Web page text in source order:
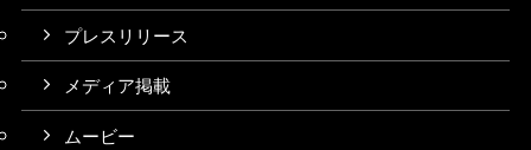
プレスリリース
メディア掲載
ムービー